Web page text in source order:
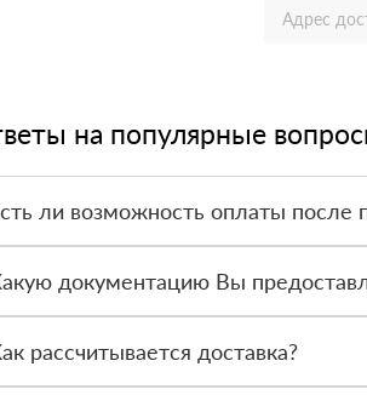
на популярные
ли возможность оплаты после
от него отказаться.
документацию Вы
рассчитывается доставка?